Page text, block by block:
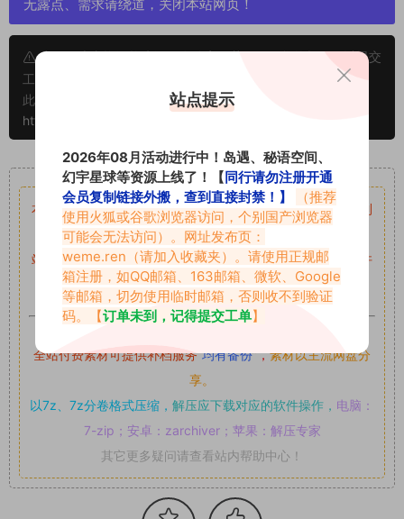
无露点、需求请绕道，关闭本站网页！
申明：本文资源均来源网友分享，若侵犯了您的权限可以提交
工单处理。
此外本文章皆属于原创文章，转载请注明出处！原文链接：
https://www.vmiba.com/17439.html
重要声明
本站资源均来自网络分享，如有侵犯你的权益请私信留言
收到
留言后，我们会第一时间进行审核后删除。
站内资源为网友个人学习或测试研究使用，未经原版权作者许
可,禁止用于任何商业途径！请在下载24小时内删除！
全站付费素材可提供补档服务“均有备份”，素材以主流网盘分
享。
以7z、7z分卷格式压缩， 解压应下载对应的软件操作， 电脑：
7-zip；安卓：zarchiver；苹果：解压专家
其它更多疑问请查看站内帮助中心！
站点提示
2026年08月活动进行中！岛遇、秘语空间、
幻宇星球等资源上线了！【同行请勿注册开通
会员复制链接外搬，查到直接封禁！】
（推荐
使用火狐或谷歌浏览器访问，个别国产浏览器
可能会无法访问）。网址发布页：
weme.ren （请加入收藏夹）。请使用正规邮
箱注册，如QQ邮箱、163邮箱、微软、Google
等邮箱，切勿使用临时邮箱，否则收不到验证
码。【订单未到，记得提交工单】